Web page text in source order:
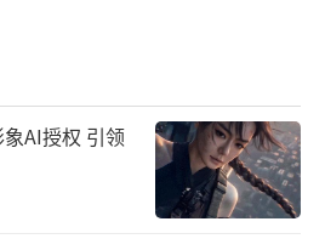
AI授权 引领